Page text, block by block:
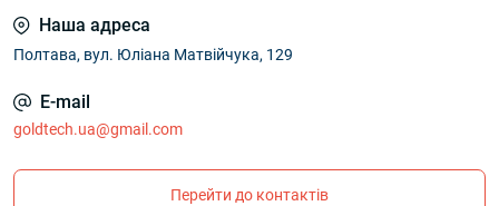
Наша адреса
Полтава, вул. Юліана Матвійчука, 129
E-mail
goldtech.ua@gmail.com
Перейти до контактів